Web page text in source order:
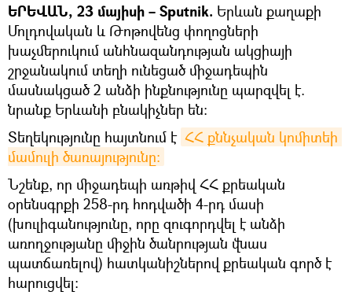
ԵՐԵՎԱՆ, 23 մայիսի – Sputnik. Երևան քաղաքի
Մոլդովական և Թոթովենց փողոցների
խաչմերուկում անհնազանդության ակցիայի
շրջանակում տեղի ունեցած միջադեպին
մասնակցած 2 անձի ինքնությունը պարզվել է.
նրանք Երևանի բնակիչներ են։
Տեղեկությունը հայտնում է ՀՀ քննչական կոմիտեի
մամուլի ծառայությունը։
Նշենք, որ միջադեպի առթիվ ՀՀ քրեական
օրենսգրքի 258-րդ հոդվածի 4-րդ մասի
(խուլիգանությունը, որը զուգորդվել է անձի
առողջությանը միջին ծանրության վնաս
պատճառելով) հատկանիշներով քրեական գործ է
հարուցվել։